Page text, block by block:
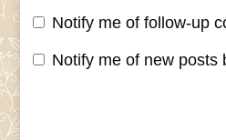
Notify me of follow-up
Notify me of new posts